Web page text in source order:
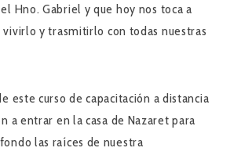
Hno. Gabriel y que hoy nos toca a
y trasmitirlo con todas nuestras
este curso de capacitación a distancia
a entrar en la casa de Nazaret para
las raíces de nuestra